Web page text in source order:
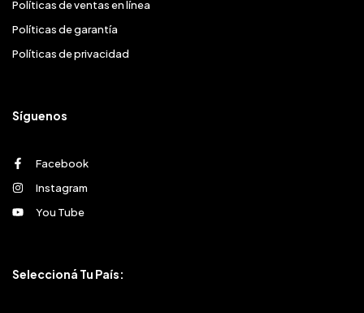
Políticas de ventas en línea
Políticas de garantía
Políticas de privacidad
Síguenos
Facebook
Instagram
You Tube
Seleccioná Tu País: